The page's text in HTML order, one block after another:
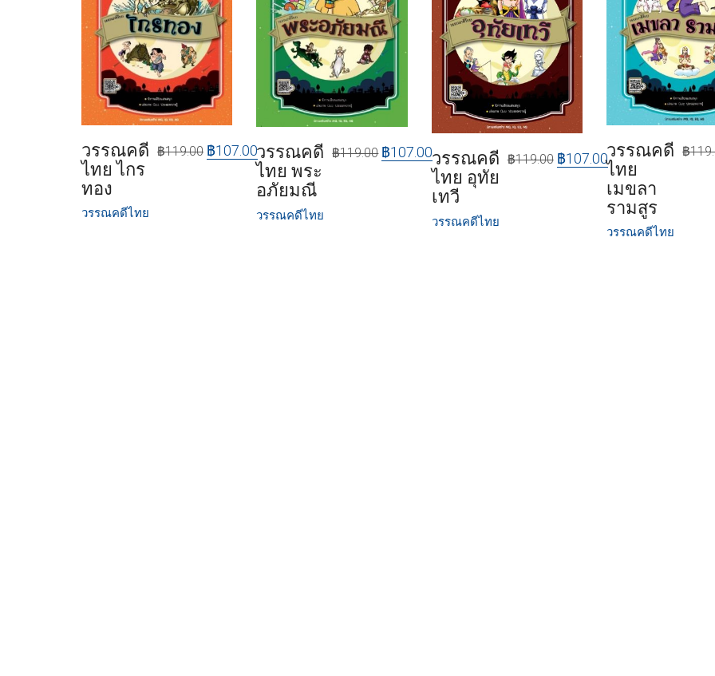
วรรณคดี
ไทย ไกร
ทอง
วรรณคดีไทย
฿119.00 ฿107.00วรรณคดี
ไทย พระ
อภัยมณี
วรรณคดีไทย
฿119.00 ฿107.00วรรณคดี
ไทย อุทัย
เทวี
วรรณคดีไทย
฿119.00 ฿107.00วรรณคดี
ไทย
เมขลา
รามสูร
วรรณคดีไทย
฿